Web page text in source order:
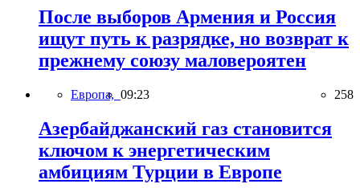
После выборов Армения и Россия
ищут путь к разрядке, но возврат к
прежнему союзу маловероятен
Европа, 09:23 258
Азербайджанский газ становится
ключом к энергетическим
амбициям Турции в Европе